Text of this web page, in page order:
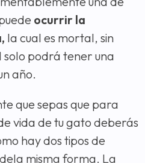
ocurrir la
la cual es mortal, sin
podrá tener una
año.
que sepas que para
vida de tu gato deberás
hay dos tipos de
misma forma. La